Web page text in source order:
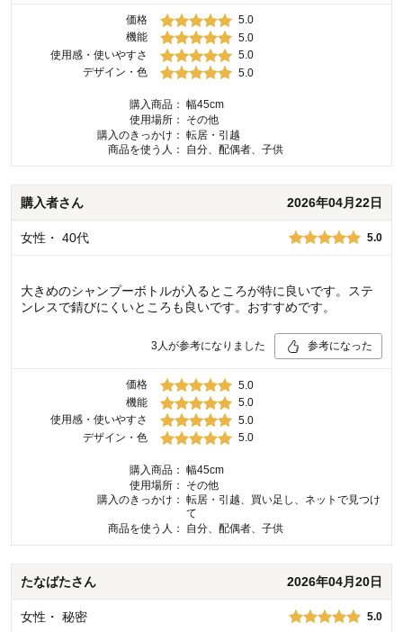
価格
5.0
機能
5.0
使用感・使いやすさ
5.0
デザイン・色
5.0
購入商品： 幅45cm
使用場所：
その他
購入のきっかけ： 転居・引越
商品を使う人：
自分、配偶者、子供
購入者さん 2026年04月22日
女性 ・ 40代 5.0
大きめのシャンプーボトルが入るところが特に良いです。ステ
ンレスで錆びにくいところも良いです。おすすめです。
3 人が参考になりました 参考になった
価格
5.0
機能
5.0
使用感・使いやすさ
5.0
デザイン・色
5.0
購入商品： 幅45cm
使用場所：
その他
購入のきっかけ： 転居・引越、買い足し、ネットで見つけ
て
商品を使う人：
自分、配偶者、子供
たなばたさん 2026年04月20日
女性 ・ 秘密 5.0